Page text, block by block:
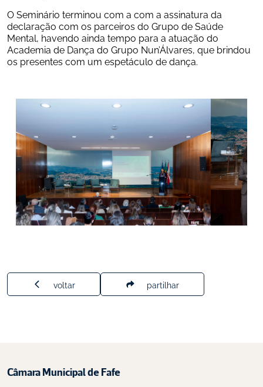
O Seminário terminou com a com a assinatura da
declaração com os parceiros do Grupo de Saúde
Mental, havendo ainda tempo para a atuação do
Academia de Dança do Grupo Nun’Álvares, que brindou
os presentes com um espetáculo de dança.
voltar partilhar
Câmara Municipal de Fafe